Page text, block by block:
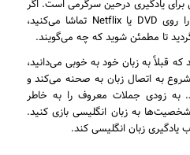
برای یادگیری در‌حین سرگرمی است. اگر
نمایش یا فیلم مورد علاقه خود را روی DVD یا Netflix تماشا می‌کنید،
تا مطمئن شوید که چه می‌گویند.
که قبلاً به زبان خود به خوبی می‌دانید،
به اتصال زبان به صحنه می‌کند و
به زودی جملات معروف را به خاطر
به زبان انگلیسی بازی کنید.
زبان انگلیسی کند.